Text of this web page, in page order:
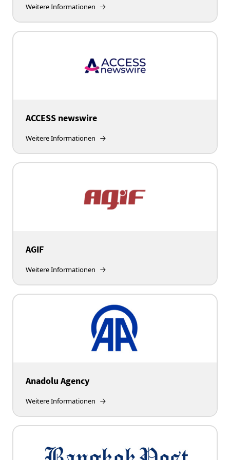
Weitere Informationen
ACCESS newswire
Weitere Informationen
AGIF
Weitere Informationen
Anadolu Agency
Weitere Informationen